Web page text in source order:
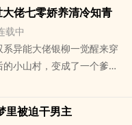
成功营救出男主的风无，
知在梦境中大佬竟然变成
死的军雌，最终顶着一张
本行，将身强体壮的军雌
玉秘书 禁欲系霸总在梦
定宿主：柔只?档案编号：
年柳妖。?实际年龄：1273
系统：恶毒女配系统83号
标：附身早死恶毒女配→低
，任务开始，系统将全程
她想永远留在这里。? ? ? ?
好的不可思议。 就在银
年，却突然有一天被告知
娃亲的未婚夫，而且刚好
的未婚夫，emmm……，这
。 ……? 小剧场： 刚开
大佬七零娇养清冷知青
载中
异能大佬银柳一觉醒来穿
小山村，变成了一个爹死
她想永远留在这里。? ? ? ?
里被迫干男主